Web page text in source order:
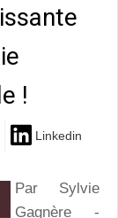
!
Linkedin
Par Sylvie
Gagnère -